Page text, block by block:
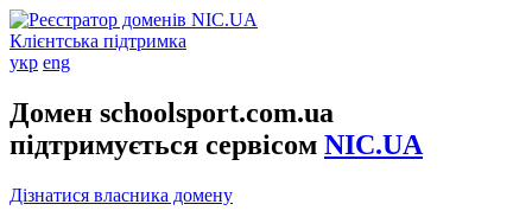
Клієнтська підтримка
укр eng
Домен schoolsport.com.ua
підтримується сервісом NIC.UA
Дізнатися власника домену